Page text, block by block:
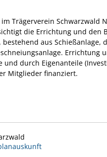
Trägerverein Schwarzwald
die Errichtung und den
aus Schießanlage,
Errichtung
und durch Eigenanteile
Mitglieder finanziert.